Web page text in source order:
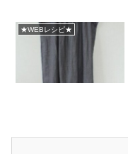
★WEBレシピ★